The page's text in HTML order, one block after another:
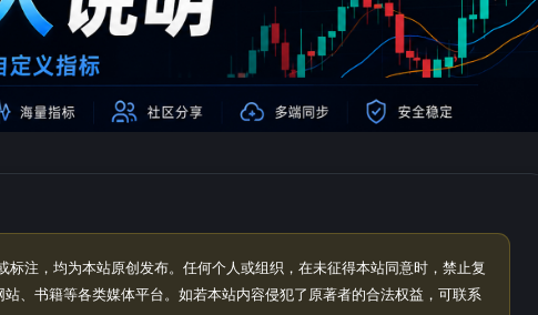
标注，均为本站原创发布。任何个人或组织，在未征得本站同意时，禁止复
、书籍等各类媒体平台。如若本站内容侵犯了原著者的合法权益，可联系